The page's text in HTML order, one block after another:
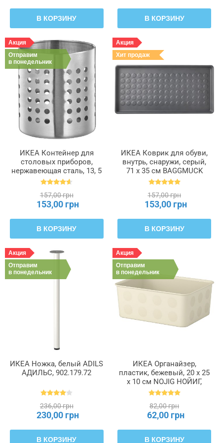
В КОРЗИНУ В КОРЗИНУ
Акция
Отправим
в понедельник
ИКЕА Контейнер для
столовых приборов,
нержавеющая сталь, 13, 5
см ORDNING ОРДНИНГ,
157,00 грн
153,00 грн
В КОРЗИНУ
Акция
Хит продаж
ИКЕА Коврик для обуви,
внутрь, снаружи, серый,
71 x 35 см BAGGMUCK
БАГГМУКК, 603.297.11
157,00 грн
153,00 грн
В КОРЗИНУ
Акция
Отправим
в понедельник
ИКЕА Ножка, белый ADILS
АДИЛЬС, 902.179.72
236,00 грн
230,00 грн
В КОРЗИНУ
Акция
Отправим
в понедельник
ИКЕА Органайзер,
пластик, бежевый, 20 x 25
x 10 см NOJIG НОЙИГ,
204.681.05
82,00 грн
62,00 грн
В КОРЗИНУ